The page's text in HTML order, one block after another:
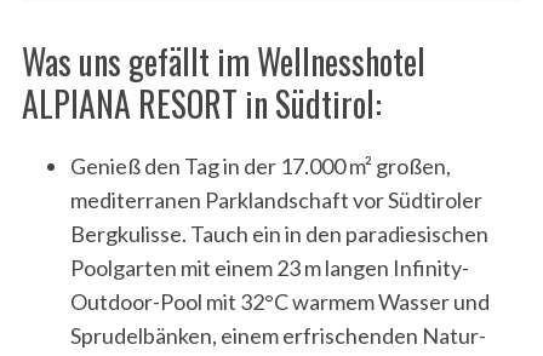
Was uns gefällt im Wellnesshotel
ALPIANA RESORT in Südtirol:
Genieß den Tag in der 17.000 m² großen,
mediterranen Parklandschaft vor Südtiroler
Bergkulisse. Tauch ein in den paradiesischen
Poolgarten mit einem23 m langen Infinity-
Outdoor-Pool mit 32°C warmem Wasser und
Sprudelbänken, einem erfrischenden Natur-